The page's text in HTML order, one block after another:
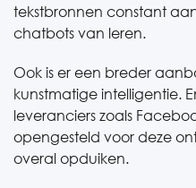
tekstbronnen constant
chatbots van leren.
Ook is er een breder
kunstmatige intelligentie.
leveranciers zoals
opengesteld voor deze
overal opduiken.